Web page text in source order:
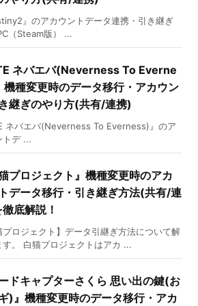
』のアカウントデータ連携・引き継ぎ
（Steam版） ...
ネバエバ(Neverness To Everne
種変更時のデータ移行・アカウン
継ぎのやり方(共有/連携)
ネバエバ(Neverness To Everness)』のア
トデ ...
猫プロジェクト』機種変更時のアカ
データ移行・引き継ぎ方法(共有/連
底解説！
プロジェクト】データ引継ぎ方法について解
す。 白猫プロジェクトはアカ ...
ードキャプターさくら 思い出の鍵(お
)』機種変更時のデータ移行・アカ